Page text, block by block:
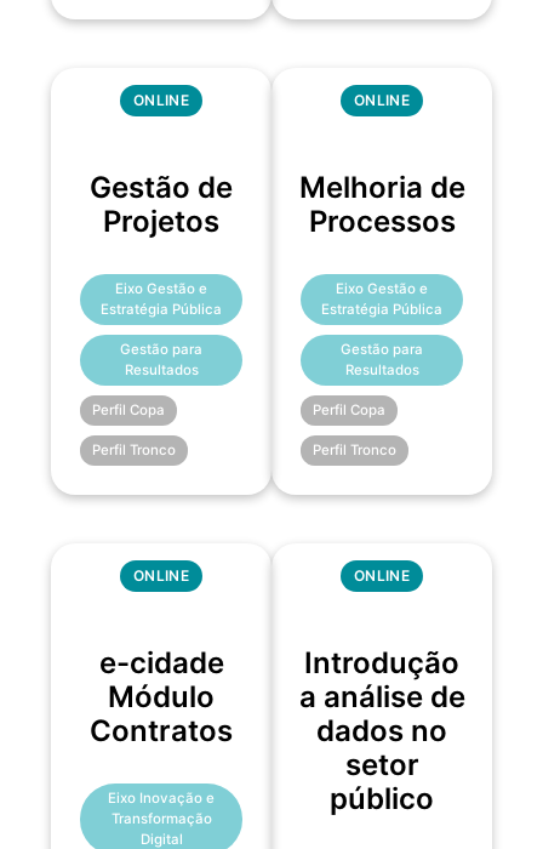
ONLINE
Gestão de
Projetos
Eixo Gestão e
Estratégia Pública
Gestão para
Resultados
Perfil Copa
Perfil Tronco
ONLINE
Melhoria de
Processos
Eixo Gestão e
Estratégia Pública
Gestão para
Resultados
Perfil Copa
Perfil Tronco
ONLINE
e-cidade
Módulo
Contratos
Eixo Inovação e
Transformação
Digital
ONLINE
Introdução
a análise de
dados no
setor
público